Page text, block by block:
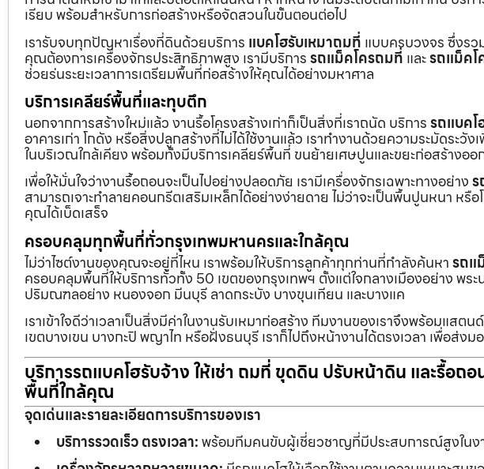
เรียบ พร้อมสำหรับการก่อสร้างหรือจัดสวนในขั้นตอนต่อไป
เรารับจบทุกปัญหาเรื่องที่ดินด้วยบริการ แบคโฮรับเหมาถมที่ แบบครบวงจร ซึ่งร
คุณต้องการเครื่องจักรประสิทธิภาพสูง เรามีบริการรถแม็คโครถมที่ และรถแม็ค
ช่วยร่นระยะเวลาการเตรียมพื้นที่ก่อสร้างให้คุณได้อย่างมหาศาล
บริการเคลียร์พื้นที่และทุบตึก
นอกจากการสร้างใหม่แล้ว งานรื้อโครงสร้างเก่าก็เป็นสิ่งที่เราถนัด บริการรถแบค
อาคารเก่า โกดัง หรือสิ่งปลูกสร้างที่ไม่ได้ใช้งานแล้ว เราทำงานด้วยความระมัดระวั
ในบริเวณใกล้เคียง พร้อมทั้งมีบริการเคลียร์พื้นที่ ขนย้ายเศษปูนและขยะก่อสร้างออ
เพื่อให้มั่นใจว่างานรื้อถอนจะเป็นไปอย่างปลอดภัย เรามีเครื่องจักรเฉพาะทางอย่าง
สามารถเจาะทำลายคอนกรีตเสริมเหล็กได้อย่างง่ายดาย ไม่ว่าจะเป็นพื้นปูนหนา หรื
คุณได้เบ็ดเสร็จ
ครอบคลุมทุกพื้นที่ทั่วกรุงเทพมหานครและใกล้คุณ
ไม่ว่าไซต์งานของคุณจะอยู่ที่ไหน เราพร้อมให้บริการลูกค้าทุกท่านที่กำลังค้นหารถแ
ครอบคลุมพื้นที่ให้บริการทั่วทั้ง 50 เขตของกรุงเทพฯ ตั้งแต่ใจกลางเมืองอย่าง พ
ปริมณฑลอย่าง หนองจอก มีนบุรี ลาดกระบัง บางขุนเทียน และบางแค
เราเข้าใจดีว่าเวลาเป็นสิ่งมีค่าในงานรับเหมาก่อสร้าง ทีมงานของเราจึงพร้อมแสต
เขตบางเขน บางกะปิ พญาไท หรือฝั่งธนบุรี เราก็ไปถึงหน้างานได้ตรงเวลา เพื่อ
บริการรถแบคโฮรับจ้าง ให้เช่า ถมที่ ขุดดิน ปรับหน้าดิน และรื้อถ
พื้นที่ใกล้คุณ
จุดเด่นและรายละเอียดการบริการของเรา
บริการรวดเร็ว ตรงเวลา:พร้อมทีมคนขับผู้เชี่ยวชาญที่มีประสบการณ์สูงในง